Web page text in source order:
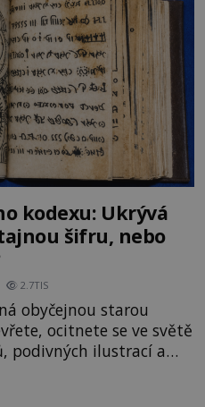
kodexu: Ukrývá
šifru, nebo
2.7TIS
obyčejnou starou
ocitnete se ve světě
podivných ilustrací a
vzdoruje všem
kodex patří mezi